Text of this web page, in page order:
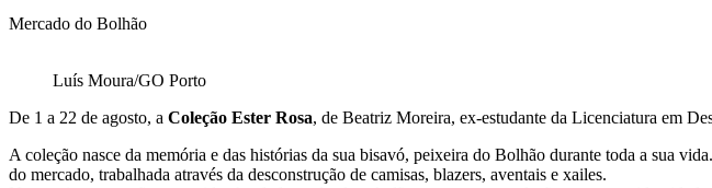
Mercado do Bolhão
Luís Moura/GO Porto
De 1 a 22 de agosto, a Coleção Ester Rosa, de Beatriz Moreira, ex-estudante da Licenciatura em
A coleção nasce da memória e das histórias da sua bisavó, peixeira do Bolhão durante toda a sua
do mercado, trabalhada através da desconstrução de camisas, blazers, aventais e xailes.